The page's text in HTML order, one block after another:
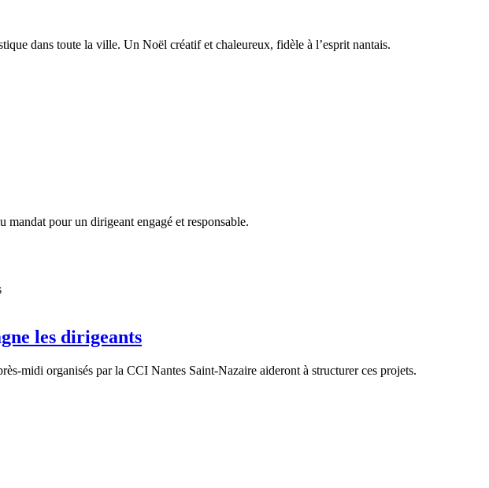
dans toute la ville. Un Noël créatif et chaleureux, fidèle à l’esprit nantais.
pour un dirigeant engagé et responsable.
les dirigeants
midi organisés par la CCI Nantes Saint-Nazaire aideront à structurer ces projets.